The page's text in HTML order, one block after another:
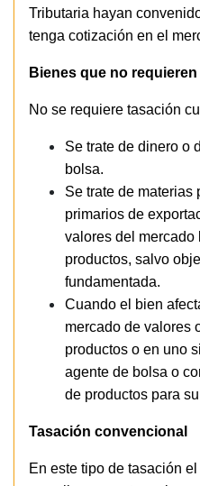
Tributaria hayan
tenga cotización en el
Bienes que no
No se requiere tasación
Se trate de dinero o
bolsa.
Se trate de materias
primarios de
valores del
productos, salvo
fundamentada.
Cuando el bien
mercado de valores
productos o en uno
agente de bolsa o
de productos para
Tasación convencional
En este tipo de tasación el